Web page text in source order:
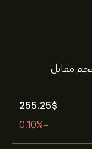
مقابل
255.25‎$‎
-0.10%